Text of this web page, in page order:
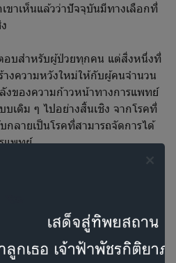
ขาเห็นแล้วว่าปัจจุบันมีทางเลือกที่
อบสำหรับผู้ป่วยทุกคน แต่สิ่งหนึ่งที่
งความหวังใหม่ให้กับผู้คนจำนวน
งของความก้าวหน้าทางการแพทย์
เดิม ๆ ไปอย่างสิ้นเชิง จากโรคที่
ลายเป็นโรคที่สามารถจัดการได้
แพทย์
ารรักษาก้อนไทรอยด์ไม่จำเป็น
รู้ทั่วไป ไม่ใช่คำแนะนำทางการ